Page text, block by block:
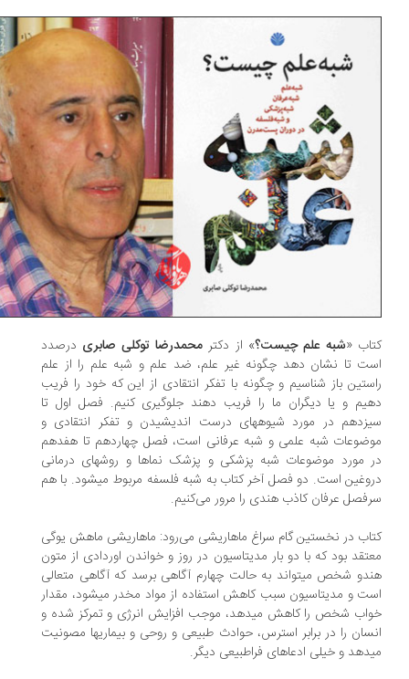
«شبه علم چیست؟» از دکترمحمدرضا توکلی صابری درصدد
تا نشان دهد چگونه غیر علم، ضد علم و شبه علم را از علم
باز شناسیم و چگونه با تفکر انتقادی از این که خود را فریب
و یا دیگران ما را فریب دهند جلوگیری کنیم. فصل اول تا
در مورد شیوههای درست اندیشیدن و تفکر انتقادی و
شبه علمی و شبه عرفانی است، فصل چهاردهم تا هفدهم
مورد موضوعات شبه پزشکی و پزشک نماها و روشهای درمانی
است. دو فصل آخر کتاب به شبه فلسفه مربوط میشود. با هم
عرفان کاذب هندی را مرور می‌کنیم.
در نخستین گام سراغ ماهاریشی می‌رود: ماهاریشی ماهش یوگی
بود که با دو بار مدیتاسیون در روز و خواندن اوردادی از متون
شخص میتواند به حالت چهارم آگاهی برسد که آگاهی متعالی
و مدیتاسیون سبب کاهش استفاده از مواد مخدر میشود، مقدار
شخص را کاهش میدهد، موجب افزایش انرژی و تمرکز شده و
را در برابر استرس، حوادث طبیعی و روحی و بیماریها مصونیت
و خیلی ادعاهای فراطبیعی دیگر.